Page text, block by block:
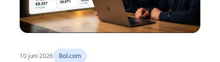
10 juni 2026 Bol.com